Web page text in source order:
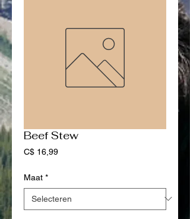
Beef Stew
C$ 16,99Prijs
Maat *